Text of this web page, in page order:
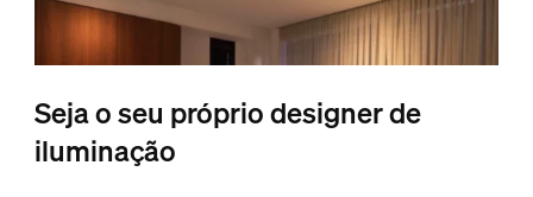
Seja o seu próprio designer de
iluminação